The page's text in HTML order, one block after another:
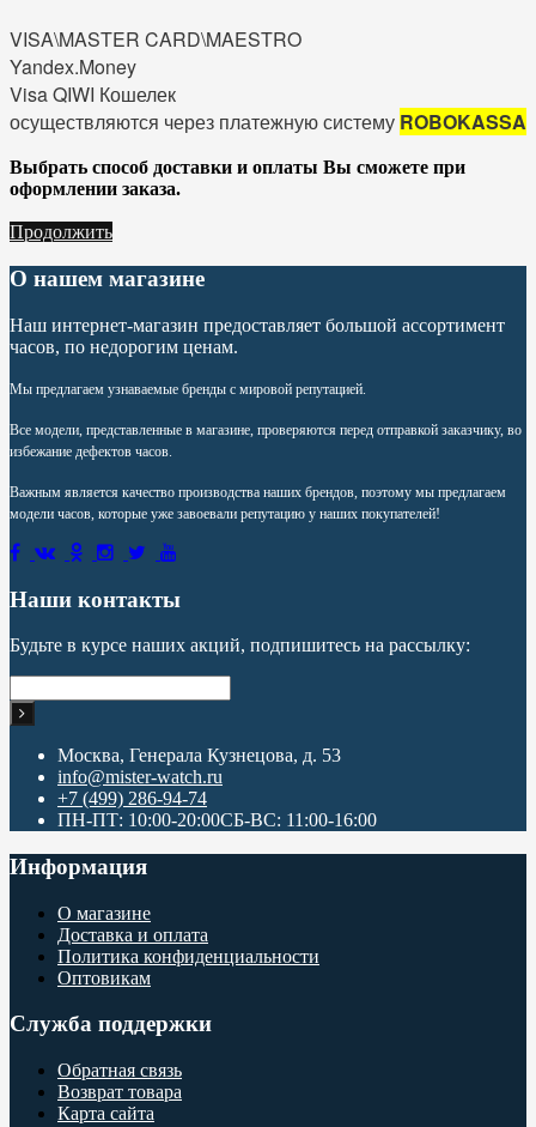
VISA\MASTER CARD\MAESTRO
Yandex.Money
Visa QIWI Кошелек
осуществляются через платежную систему ROBOKASSA
Выбрать способ доставки и оплаты Вы сможете при
оформлении заказа.
Продолжить
О нашем магазине
Наш интернет-магазин предоставляет большой ассортимент
часов, по недорогим ценам.
Мы предлагаем узнаваемые бренды с мировой репутацией.
Все модели, представленные в магазине, проверяются перед отправкой заказчику, во
избежание дефектов часов.
Важным является качество производства наших брендов, поэтому мы предлагаем
модели часов, которые уже завоевали репутацию у наших покупателей!
Наши контакты
Будьте в курсе наших акций, подпишитесь на рассылку:
Москва, Генерала Кузнецова, д. 53
info@mister-watch.ru
+7 (499) 286-94-74
ПН-ПТ: 10:00-20:00СБ-ВС: 11:00-16:00
Информация
О магазине
Доставка и оплата
Политика конфиденциальности
Оптовикам
Служба поддержки
Обратная связь
Возврат товара
Карта сайта